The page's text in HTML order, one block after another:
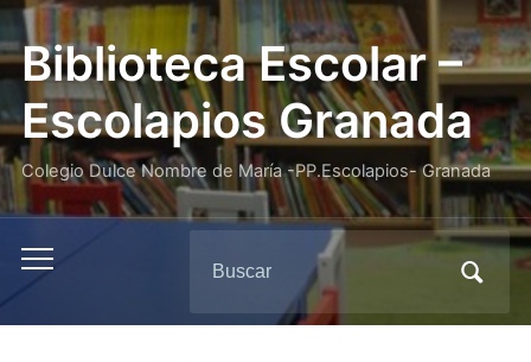
Biblioteca Escolar –
Escolapios Granada
Colegio Dulce Nombre de María -PP.Escolapios- Granada
Alternar
menú